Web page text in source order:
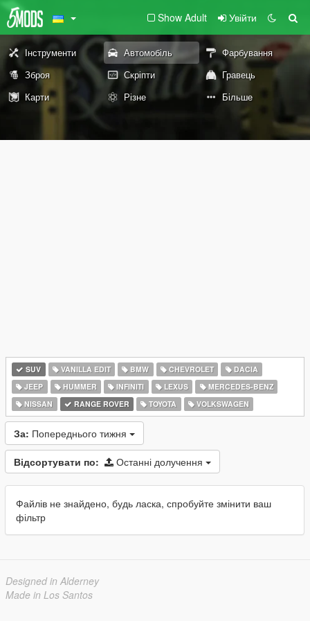
Show Adult Увійти
Інструменти Автомобіль
Фарбування
Зброя
Скріпти
Гравець
Карти
Різне Більше
SUV VANILLA EDIT BMW CHEVROLET
DACIA
JEEP
HUMMER INFINITI LEXUS
MERCEDES-BENZ
NISSAN
RANGE ROVER TOYOTA VOLKSWAGEN
За: Попереднього тижня
Відсортувати по: Останні долучення
Файлів не знайдено, будь ласка, спробуйте змінити ваш
фільтр
Designed in Alderney
Made in Los Santos